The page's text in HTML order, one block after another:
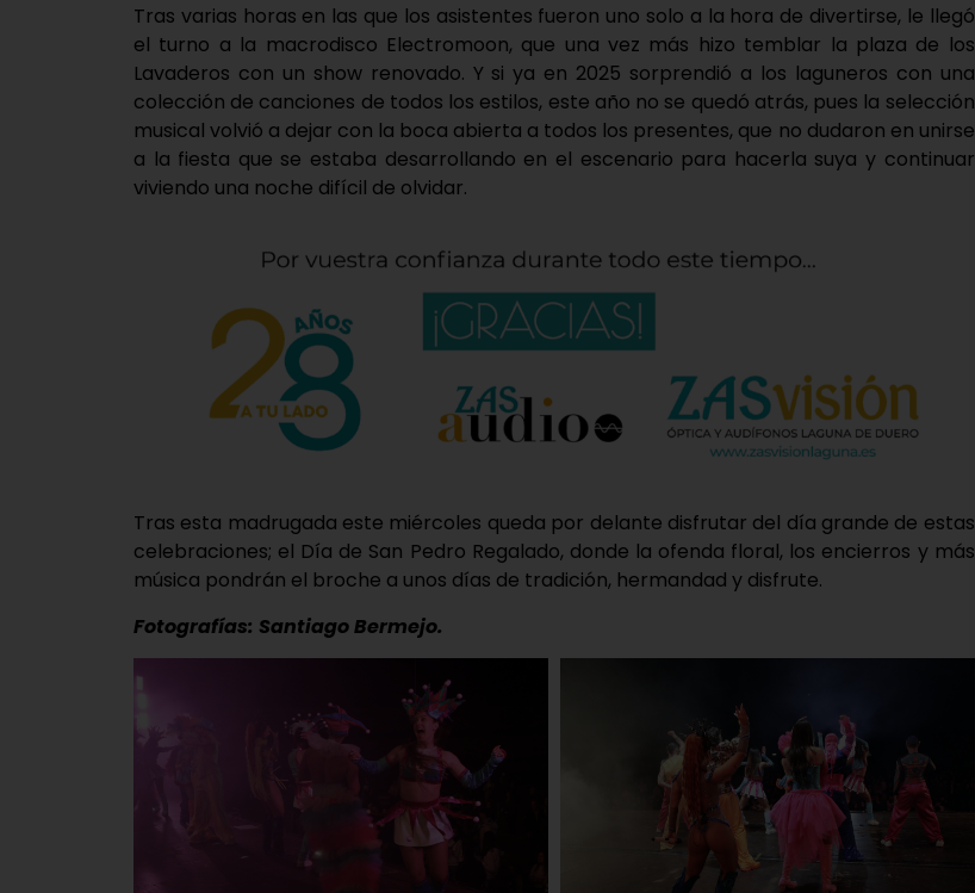
Tras varias horas en las que los asistentes fueron uno solo a la hora de divertirse, le llegó
el turno a la macrodisco Electromoon, que una vez más hizo temblar la plaza de los
Lavaderos con un show renovado. Y si ya en 2025 sorprendió a los laguneros con una
colección de canciones de todos los estilos, este año no se quedó atrás, pues la selección
musical volvió a dejar con la boca abierta a todos los presentes, que no dudaron en unirse
a la fiesta que se estaba desarrollando en el escenario para hacerla suya y continuar
viviendo una noche difícil de olvidar.
Tras esta madrugada este miércoles queda por delante disfrutar del día grande de estas
celebraciones; el Día de San Pedro Regalado, donde la ofenda floral, los encierros y más
música pondrán el broche a unos días de tradición, hermandad y disfrute.
Fotografías: Santiago Bermejo.